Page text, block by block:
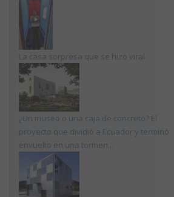
La casa sorpresa que se hizo viral
¿Un museo o una caja de concreto? El
proyecto que dividió a Ecuador y terminó
envuelto en una tormen...